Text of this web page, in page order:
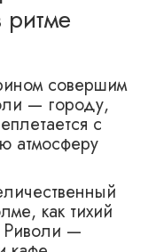
совершим
— городу,
с
атмосферу
как тихий
—